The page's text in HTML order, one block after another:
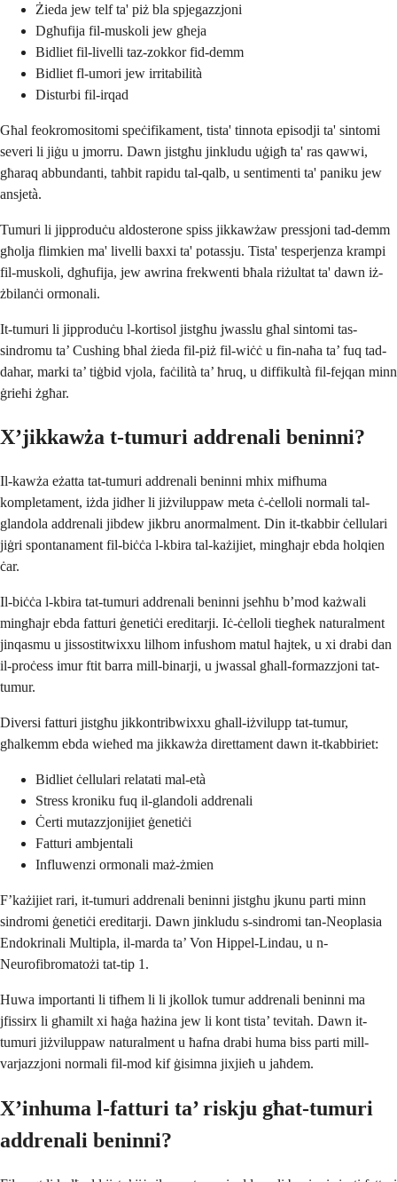
Żieda jew telf ta' piż bla spjegazzjoni
Dgħufija fil-muskoli jew għeja
Bidliet fil-livelli taz-zokkor fid-demm
Bidliet fl-umori jew irritabilità
Disturbi fil-irqad
Għal feokromositomi speċifikament, tista' tinnota episodji ta' sintomi
severi li jiġu u jmorru. Dawn jistgħu jinkludu uġigħ ta' ras qawwi,
għaraq abbundanti, taħbit rapidu tal-qalb, u sentimenti ta' paniku jew
ansjetà.
Tumuri li jipproduċu aldosterone spiss jikkawżaw pressjoni tad-demm
għolja flimkien ma' livelli baxxi ta' potassju. Tista' tesperjenza krampi
fil-muskoli, dgħufija, jew awrina frekwenti bħala riżultat ta' dawn iż-
żbilanċi ormonali.
It-tumuri li jipproduċu l-kortisol jistgħu jwasslu għal sintomi tas-
sindromu ta’ Cushing bħal żieda fil-piż fil-wiċċ u fin-naħa ta’ fuq tad-
dahar, marki ta’ tiġbid vjola, faċilità ta’ ħruq, u diffikultà fil-fejqan minn
ġrieħi żgħar.
X’jikkawża t-tumuri addrenali beninni?
Il-kawża eżatta tat-tumuri addrenali beninni mhix mifhuma
kompletament, iżda jidher li jiżviluppaw meta ċ-ċelloli normali tal-
glandola addrenali jibdew jikbru anormalment. Din it-tkabbir ċellulari
jiġri spontanament fil-biċċa l-kbira tal-każijiet, mingħajr ebda ħolqien
ċar.
Il-biċċa l-kbira tat-tumuri addrenali beninni jseħħu b’mod każwali
mingħajr ebda fatturi ġenetiċi ereditarji. Iċ-ċelloli tiegħek naturalment
jinqasmu u jissostitwixxu lilhom infushom matul ħajtek, u xi drabi dan
il-proċess imur ftit barra mill-binarji, u jwassal għall-formazzjoni tat-
tumur.
Diversi fatturi jistgħu jikkontribwixxu għall-iżvilupp tat-tumur,
għalkemm ebda wieħed ma jikkawża direttament dawn it-tkabbiriet:
Bidliet ċellulari relatati mal-età
Stress kroniku fuq il-glandoli addrenali
Ċerti mutazzjonijiet ġenetiċi
Fatturi ambjentali
Influwenzi ormonali maż-żmien
F’każijiet rari, it-tumuri addrenali beninni jistgħu jkunu parti minn
sindromi ġenetiċi ereditarji. Dawn jinkludu s-sindromi tan-Neoplasia
Endokrinali Multipla, il-marda ta’ Von Hippel-Lindau, u n-
Neurofibromatożi tat-tip 1.
Huwa importanti li tifhem li li jkollok tumur addrenali beninni ma
jfissirx li għamilt xi ħaġa ħażina jew li kont tista’ tevitah. Dawn it-
tumuri jiżviluppaw naturalment u ħafna drabi huma biss parti mill-
varjazzjoni normali fil-mod kif ġisimna jixjieħ u jaħdem.
X’inhuma l-fatturi ta’ riskju għat-tumuri
addrenali beninni?